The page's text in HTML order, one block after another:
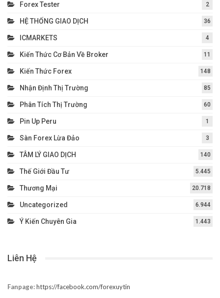
Forex Tester 2
HỆ THỐNG GIAO DỊCH 36
ICMARKETS 4
Kiến Thức Cơ Bản Về Broker 11
Kiến Thức Forex 148
Nhận Định Thị Trường 85
Phân Tích Thị Trường 60
Pin Up Peru 1
Sàn Forex Lừa Đảo 3
TÂM LÝ GIAO DỊCH 140
Thế Giới Đầu Tư 5.445
Thương Mại 20.718
Uncategorized 6.944
Ý Kiến Chuyên Gia 1.443
Liên Hệ
Fanpage:https://facebook.com/forexuytin